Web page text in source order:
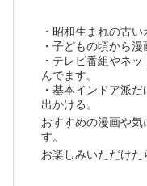
・昭和生まれの古い
・子どもの頃から
・テレビ番組やネ
んでます。
・基本インドア派
出かける。
おすすめの漫画や気
す。
お楽しみいただけた